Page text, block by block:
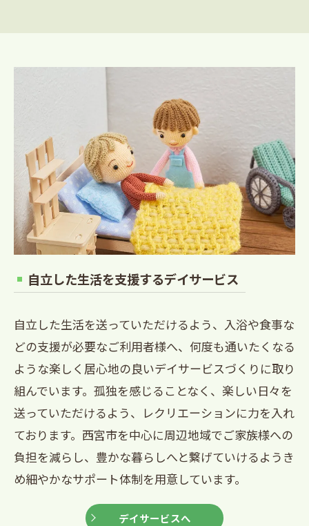
自立した生活を支援するデイサービス
自立した生活を送っていただけるよう、入浴や食事な
どの支援が必要なご利用者様へ、何度も通いたくなる
ような楽しく居心地の良いデイサービスづくりに取り
組んでいます。孤独を感じることなく、楽しい日々を
送っていただけるよう、レクリエーションに力を入れ
ております。西宮市を中心に周辺地域でご家族様への
負担を減らし、豊かな暮らしへと繋げていけるようき
め細やかなサポート体制を用意しています。
デイサービスへ